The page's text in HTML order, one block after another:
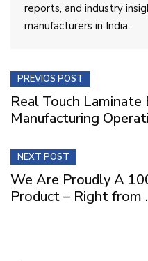
reports, and industry
manufacturers in India.
PREVIOS POST
Real Touch Laminate
Manufacturing
NEXT POST
We Are Proudly A
Product – Right from